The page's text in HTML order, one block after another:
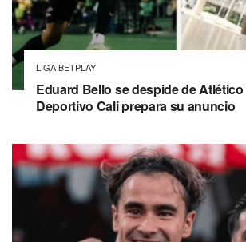
LIGA BETPLAY
Eduard Bello se despide de
Deportivo Cali prepara su anuncio